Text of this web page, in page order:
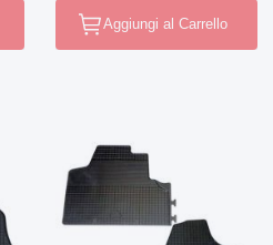
Aggiungi al Carrello